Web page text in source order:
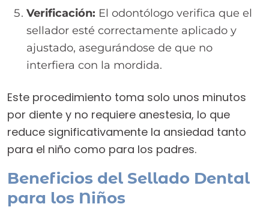
Verificación: El odontólogo verifica que el
sellador esté correctamente aplicado y
ajustado, asegurándose de que no
interfiera con la mordida.
Este procedimiento toma solo unos minutos
por diente y no requiere anestesia, lo que
reduce significativamente la ansiedad tanto
para el niño como para los padres.
Beneficios del Sellado Dental
para los Niños